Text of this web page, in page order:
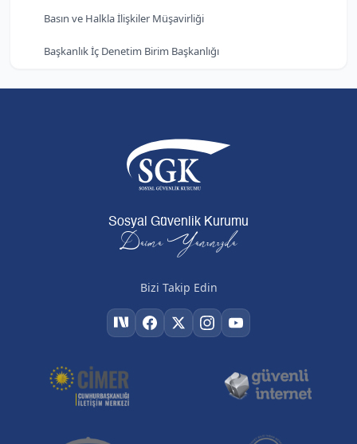
Basın ve Halkla İlişkiler Müşavirliği
Başkanlık İç Denetim Birim Başkanlığı
Sosyal Güvenlik Kurumu
Daima Yanınızda
Bizi Takip Edin